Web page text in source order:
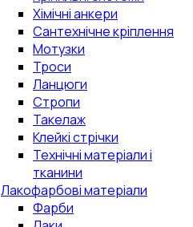
Хімічні анкери
Сантехнічне кріплення
Мотузки
Троси
Ланцюги
Стропи
Такелаж
Клейкі стрічки
Технічні матеріали і
тканини
Лакофарбові матеріали
Фарби